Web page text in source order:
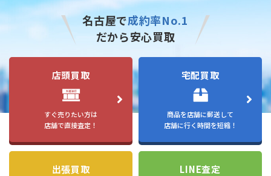
名古屋で成約率No.1
だから安心買取
店頭買取
すぐ売りたい方は
店舗で直接査定！
宅配買取
商品を店舗に郵送して
店舗に行く時間を短縮！
出張買取 LINE査定